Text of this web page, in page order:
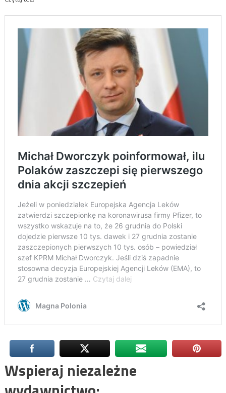
Wspieraj niezależne